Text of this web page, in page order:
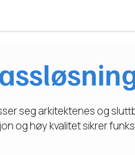
seg arkitektenes og
og høy kvalitet sikrer